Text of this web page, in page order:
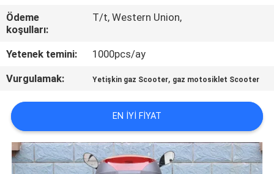
ISTEĞI
SITE
HARITASI
Ödeme
koşulları:
T/t, Western Union,
Yetenek temini:
1000pcs/ay
Vurgulamak:
Yetişkin gaz Scooter, gaz motosiklet Scooter
EN IYI FIYAT